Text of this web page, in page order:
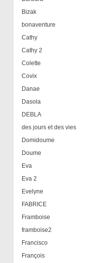
Bizak
bonaventure
Cathy
Cathy 2
Colette
Covix
Danae
Dasola
DEBLA
des jours et des vies
Domidoume
Doume
Eva
Eva 2
Evelyne
FABRICE
Framboise
framboise2
Francisco
François